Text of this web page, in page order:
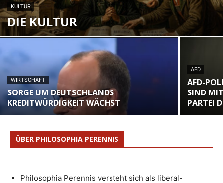
KULTUR
DIE KULTUR
WIRTSCHAFT
SORGE UM DEUTSCHLANDS
KREDITWÜRDIGKEIT WÄCHST
AFD
AFD-
SIND
PARTEI
ÜBER PHILOSOPHIA PERENNIS
Philosophia Perennis versteht sich als liberal-